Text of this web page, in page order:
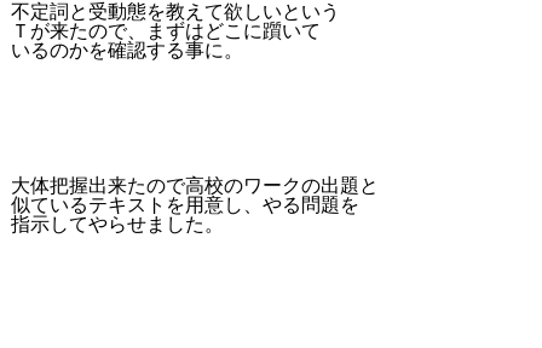
不定詞と受動態を教えて欲しいという
Ｔが来たので、まずはどこに躓いて
いるのかを確認する事に。
大体把握出来たので高校のワークの出題と
似ているテキストを用意し、やる問題を
指示してやらせました。